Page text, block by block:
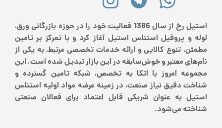
استیل رخ از سال 1386 فعالیت خود را در حوزه بازرگانی ورق،
لوله و پروفیل استنلس استیل آغاز کرد و با تمرکز بر تامین
مطمئن، تنوع کالایی و ارائه خدمات تخصصی مرتبط، به یکی از
نام‌های معتبر و خوش‌سابقه در این بازار تبدیل شده است. این
مجموعه امروز با اتکا به تخصص، شبکه تامین گسترده و
شناخت دقیق نیاز صنعت، در زمینه عرضه مواد اولیه استنلس
استیل به عنوان شریکی قابل اعتماد برای فعالان صنعتی
شناخته می‌شود.